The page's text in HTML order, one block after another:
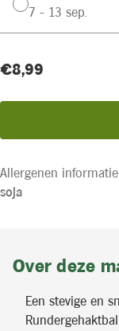
7 - 13 sep.
Huidige
Product
€8,99
Allergenen
soja
Over deze
Een stevige en